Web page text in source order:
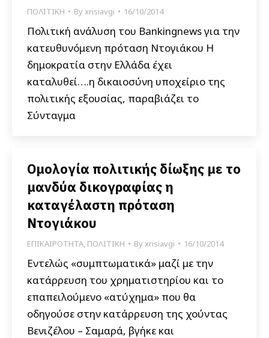
ΠΟΛΙΤΙΚΗ Byxrisiavgi 16/10/2014
Πολιτική ανάλυση του Bankingnews για την
κατευθυνόμενη πρόταση Ντογιάκου Η
δημοκρατία στην Ελλάδα έχει
καταλυθεί….η δικαιοσύνη υποχείριο της
πολιτικής εξουσίας, παραβιάζει το
Σύνταγμα
Ομολογία πολιτικής δίωξης με το
μανδύα δικογραφίας η
καταγέλαστη πρόταση
Ντογιάκου
ΕΠΙΚΑΙΡΟΤΗΤΑ, ΠΟΛΙΤΙΚΗ Byxrisiavgi 16/10/2014
Εντελώς «συμπτωματικά» μαζί με την
κατάρρευση του χρηματιστηρίου και το
επαπειλούμενο «ατύχημα» που θα
οδηγούσε στην κατάρρευση της χούντας
Βενιζέλου – Σαμαρά, βγήκε και